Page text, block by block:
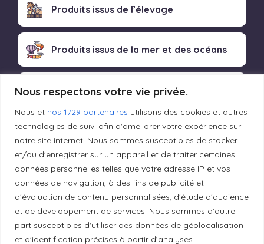
Nous respectons votre vie privée.
Nous et nos 1729 partenaires utilisons des cookies et autres
technologies de suivi afin d'améliorer votre expérience sur
notre site internet. Nous sommes susceptibles de stocker
et/ou d'enregistrer sur un appareil et de traiter certaines
données personnelles telles que votre adresse IP et vos
données de navigation, à des fins de publicité et
d'évaluation de contenu personnalisées, d'étude d'audience
et de développement de services. Nous sommes d'autre
part susceptibles d'utiliser des données de géolocalisation
et d'identification précises à partir d’analyses
Produits issus de l’élevage
Produits issus de la mer et des océans
Produits transformés artisanaux
Liens utiles
Mentions légales
Politique de confidentialité